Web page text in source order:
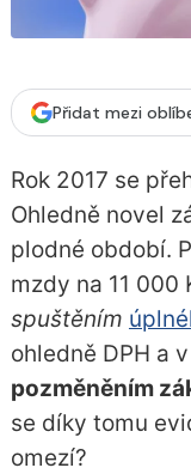
Přidat mezi
Rok 2017 se
Ohledně novel
plodné období.
mzdy na 11 000
spuštěním
ohledně DPH a
pozměněním
se díky tomu
omezí?